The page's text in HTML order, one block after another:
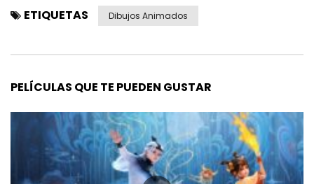
ETIQUETAS Dibujos Animados
PELÍCULAS QUE TE PUEDEN GUSTAR